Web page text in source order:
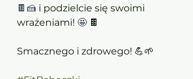
🍫🍰 i podzielcie się swoimi
wrażeniami! 🤩 🍫
Smacznego i zdrowego! 💪🌱